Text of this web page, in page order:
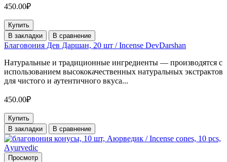
450.00₽
Купить
В закладки
В сравнение
Благовония Дев Даршан, 20 шт / Incense DevDarshan
Натуральные и традиционные ингредиенты — производятся с
использованием высококачественных натуральных экстрактов
для чистого и аутентичного вкуса...
450.00₽
Купить
В закладки
В сравнение
Просмотр